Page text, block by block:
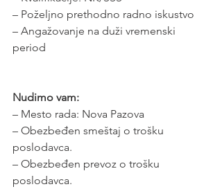
– Poželjno prethodno radno iskustvo
– Angažovanje na duži vremenski
period
Nudimo vam:
– Mesto rada: Nova Pazova
– Obezbeđen smeštaj o trošku
poslodavca.
– Obezbeđen prevoz o trošku
poslodavca.